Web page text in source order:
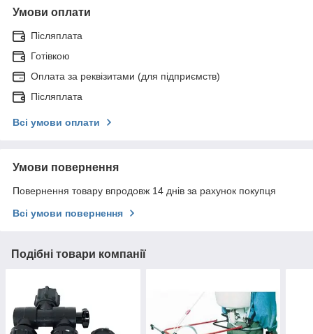
Умови оплати
Післяплата
Готівкою
Оплата за реквізитами (для підприємств)
Післяплата
Всі умови оплати
Умови повернення
Повернення товару впродовж 14 днів за рахунок покупця
Всі умови повернення
Подібні товари компанії